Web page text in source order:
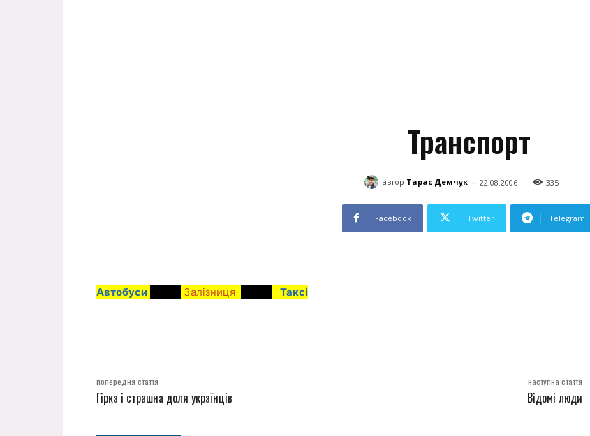
Транспорт
автор Тарас Демчук - 22.08.2006 335
Facebook Twitter Telegram
Автобуси Залізниця Таксі
попередня стаття
Гірка і страшна доля українців
наступна стаття
Відомі люди